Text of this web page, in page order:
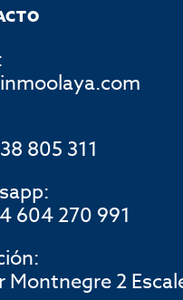
805 311
604 270 991
Montnegre 2